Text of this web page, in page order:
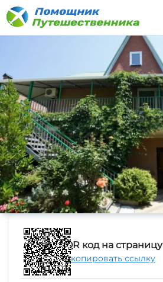
QR код на страницу
Скопировать ссылку